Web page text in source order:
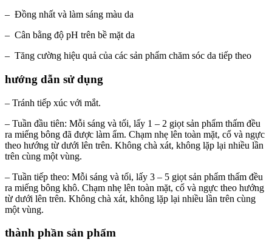
– Đồng nhất và làm sáng màu da
– Cân bằng độ pH trên bề mặt da
– Tăng cường hiệu quả của các sản phẩm chăm sóc da tiếp theo
hướng dẫn sử dụng
– Tránh tiếp xúc với mắt.
– Tuần đầu tiên: Mỗi sáng và tối, lấy 1 – 2 giọt sản phẩm thấm đều
ra miếng bông đã được làm ẩm. Chạm nhẹ lên toàn mặt, cổ và ngực
theo hướng từ dưới lên trên. Không chà xát, không lặp lại nhiều lần
trên cùng một vùng.
– Tuần tiếp theo: Mỗi sáng và tối, lấy 3 – 5 giọt sản phẩm thấm đều
ra miếng bông khô. Chạm nhẹ lên toàn mặt, cổ và ngực theo hướng
từ dưới lên trên. Không chà xát, không lặp lại nhiều lần trên cùng
một vùng.
thành phần sản phẩm